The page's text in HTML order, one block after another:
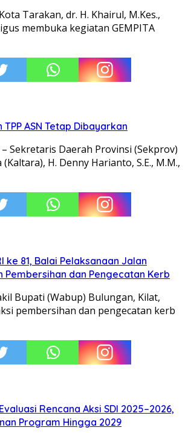
Tarakan, dr. H. Khairul, M.Kes.,
membuka kegiatan GEMPITA
ASN Tetap Dibayarkan
– Sekretaris Daerah Provinsi (Sekprov)
H. Denny Harianto, S.E., M.M.,
ke 81, Balai Pelaksanaan Jalan
Pembersihan dan Pengecatan Kerb
Bupati (Wabup) Bulungan, Kilat,
pembersihan dan pengecatan kerb
Rencana Aksi SDI 2025–2026,
Program Hingga 2029